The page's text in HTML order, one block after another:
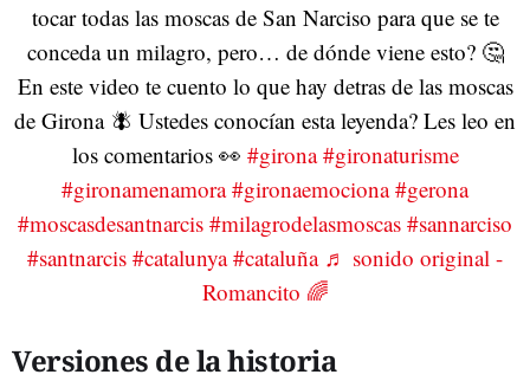
tocar todas las moscas de San Narciso para que se te
conceda un milagro, pero… de dónde viene esto? 🤔
En este video te cuento lo que hay detras de las moscas
de Girona 🪰 Ustedes conocían esta leyenda? Les leo en
los comentarios 👀 #girona #gironaturisme
#gironamenamora #gironaemociona #gerona
#moscasdesantnarcis #milagrodelasmoscas #sannarciso
#santnarcis #catalunya #cataluña ♬ sonido original -
Romancito 🌈
Versiones de la historia